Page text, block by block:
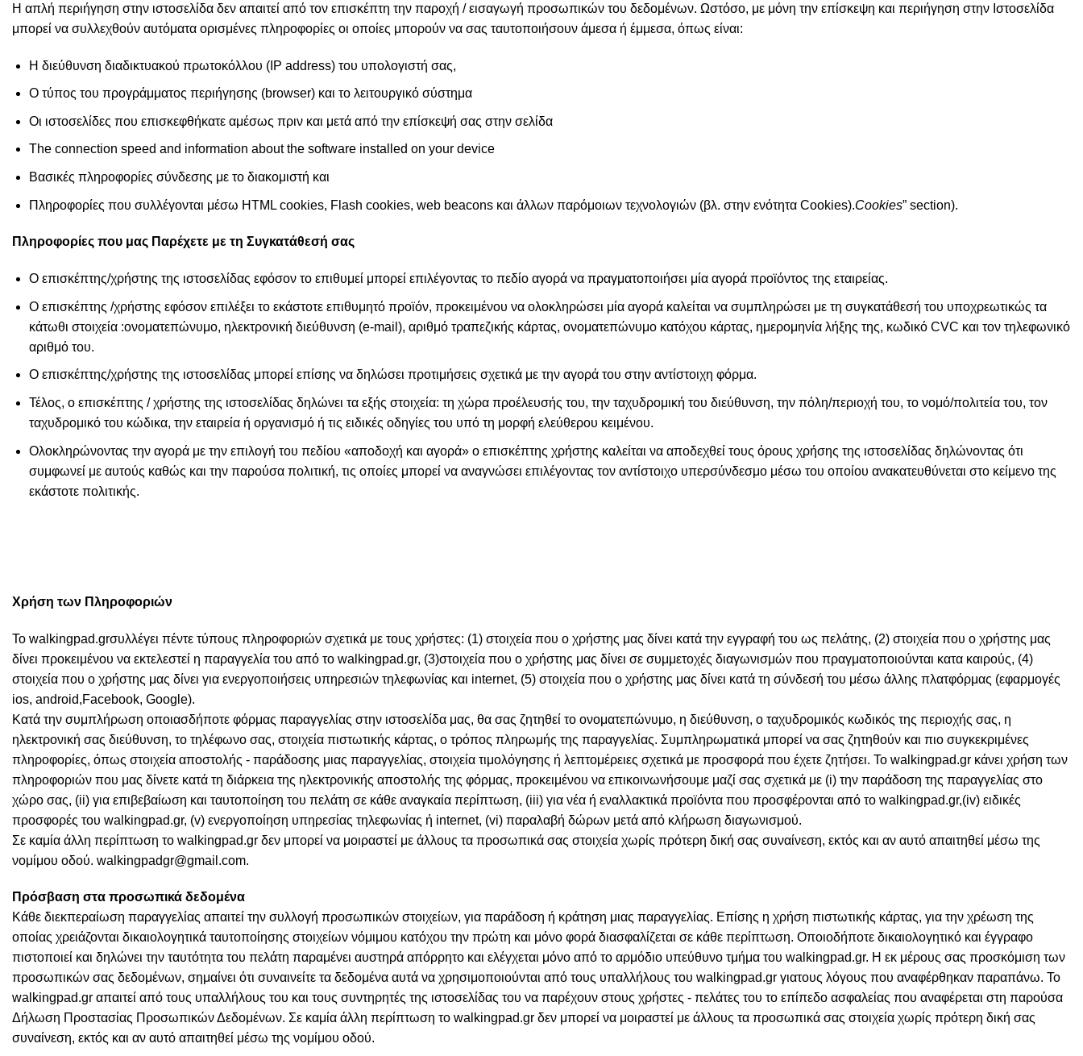
Η απλή περιήγηση στην ιστοσελίδα δεν απαιτεί από τον επισκέπτη την παροχή / εισαγωγή προσωπικών του δεδομένων. Ωστόσο, με μόνη την επίσκεψη και περιήγηση στην Ιστοσελίδα
μπορεί να συλλεχθούν αυτόματα ορισμένες πληροφορίες οι οποίες μπορούν να σας ταυτοποιήσουν άμεσα ή έμμεσα, όπως είναι:
Η διεύθυνση διαδικτυακού πρωτοκόλλου (ΙΡ address) του υπολογιστή σας,
Ο τύπος του προγράμματος περιήγησης (browser) και το λειτουργικό σύστημα
Οι ιστοσελίδες που επισκεφθήκατε αμέσως πριν και μετά από την επίσκεψή σας στην σελίδα
The connection speed and information about the software installed on your device
Βασικές πληροφορίες σύνδεσης με το διακομιστή και
Πληροφορίες που συλλέγονται μέσω HTML cookies, Flash cookies, web beacons και άλλων παρόμοιων τεχνολογιών (βλ. στην ενότητα Cookies).Cookies” section).
Πληροφορίες που μας Παρέχετε με τη Συγκατάθεσή σας
Ο επισκέπτης/χρήστης της ιστοσελίδας εφόσον το επιθυμεί μπορεί επιλέγοντας το πεδίο αγορά να πραγματοποιήσει μία αγορά προϊόντος της εταιρείας.
Ο επισκέπτης /χρήστης εφόσον επιλέξει το εκάστοτε επιθυμητό προϊόν, προκειμένου να ολοκληρώσει μία αγορά καλείται να συμπληρώσει με τη συγκατάθεσή του υποχρεωτικώς τα
κάτωθι στοιχεία :ονοματεπώνυμο, ηλεκτρονική διεύθυνση (e-mail), αριθμό τραπεζικής κάρτας, ονοματεπώνυμο κατόχου κάρτας, ημερομηνία λήξης της, κωδικό CVC και τον τηλεφωνικό
αριθμό του.
Ο επισκέπτης/χρήστης της ιστοσελίδας μπορεί επίσης να δηλώσει προτιμήσεις σχετικά με την αγορά του στην αντίστοιχη φόρμα.
Τέλος, ο επισκέπτης / χρήστης της ιστοσελίδας δηλώνει τα εξής στοιχεία: τη χώρα προέλευσής του, την ταχυδρομική του διεύθυνση, την πόλη/περιοχή του, το νομό/πολιτεία του, τον
ταχυδρομικό του κώδικα, την εταιρεία ή οργανισμό ή τις ειδικές οδηγίες του υπό τη μορφή ελεύθερου κειμένου.
Ολοκληρώνοντας την αγορά με την επιλογή του πεδίου «αποδοχή και αγορά» ο επισκέπτης χρήστης καλείται να αποδεχθεί τους όρους χρήσης της ιστοσελίδας δηλώνοντας ότι
συμφωνεί με αυτούς καθώς και την παρούσα πολιτική, τις οποίες μπορεί να αναγνώσει επιλέγοντας τον αντίστοιχο υπερσύνδεσμο μέσω του οποίου ανακατευθύνεται στο κείμενο της
εκάστοτε πολιτικής.
Χρήση των Πληροφοριών
Το walkingpad.grσυλλέγει πέντε τύπους πληροφοριών σχετικά με τους χρήστες: (1) στοιχεία που ο χρήστης μας δίνει κατά την εγγραφή του ως πελάτης, (2) στοιχεία που ο χρήστης μας
δίνει προκειμένου να εκτελεστεί η παραγγελία του από το walkingpad.gr, (3)στοιχεία που ο χρήστης μας δίνει σε συμμετοχές διαγωνισμών που πραγματοποιούνται κατα καιρούς, (4)
στοιχεία που ο χρήστης μας δίνει για ενεργοποιήσεις υπηρεσιών τηλεφωνίας και internet, (5) στοιχεία που ο χρήστης μας δίνει κατά τη σύνδεσή του μέσω άλλης πλατφόρμας (εφαρμογές
ios, android,Facebook, Google).
Κατά την συμπλήρωση οποιασδήποτε φόρμας παραγγελίας στην ιστοσελίδα μας, θα σας ζητηθεί το ονοματεπώνυμο, η διεύθυνση, ο ταχυδρομικός κωδικός της περιοχής σας, η
ηλεκτρονική σας διεύθυνση, το τηλέφωνο σας, στοιχεία πιστωτικής κάρτας, ο τρόπος πληρωμής της παραγγελίας. Συμπληρωματικά μπορεί να σας ζητηθούν και πιο συγκεκριμένες
πληροφορίες, όπως στοιχεία αποστολής - παράδοσης μιας παραγγελίας, στοιχεία τιμολόγησης ή λεπτομέρειες σχετικά με προσφορά που έχετε ζητήσει. Το walkingpad.gr κάνει χρήση των
πληροφοριών που μας δίνετε κατά τη διάρκεια της ηλεκτρονικής αποστολής της φόρμας, προκειμένου να επικοινωνήσουμε μαζί σας σχετικά με (i) την παράδοση της παραγγελίας στο
χώρο σας, (ii) για επιβεβαίωση και ταυτοποίηση του πελάτη σε κάθε αναγκαία περίπτωση, (iii) για νέα ή εναλλακτικά προϊόντα που προσφέρονται από το walkingpad.gr,(iv) ειδικές
προσφορές του walkingpad.gr, (v) ενεργοποίηση υπηρεσίας τηλεφωνίας ή internet, (vi) παραλαβή δώρων μετά από κλήρωση διαγωνισμού.
Σε καμία άλλη περίπτωση το walkingpad.gr δεν μπορεί να μοιραστεί με άλλους τα προσωπικά σας στοιχεία χωρίς πρότερη δική σας συναίνεση, εκτός και αν αυτό απαιτηθεί μέσω της
νομίμου οδού. walkingpadgr@gmail.com.
Πρόσβαση στα προσωπικά δεδομένα
Κάθε διεκπεραίωση παραγγελίας απαιτεί την συλλογή προσωπικών στοιχείων, για παράδοση ή κράτηση μιας παραγγελίας. Επίσης η χρήση πιστωτικής κάρτας, για την χρέωση της
οποίας χρειάζονται δικαιολογητικά ταυτοποίησης στοιχείων νόμιμου κατόχου την πρώτη και μόνο φορά διασφαλίζεται σε κάθε περίπτωση. Οποιοδήποτε δικαιολογητικό και έγγραφο
πιστοποιεί και δηλώνει την ταυτότητα του πελάτη παραμένει αυστηρά απόρρητο και ελέγχεται μόνο από το αρμόδιο υπεύθυνο τμήμα του walkingpad.gr. Η εκ μέρους σας προσκόμιση των
προσωπικών σας δεδομένων, σημαίνει ότι συναινείτε τα δεδομένα αυτά να χρησιμοποιούνται από τους υπαλλήλους του walkingpad.gr γιατους λόγους που αναφέρθηκαν παραπάνω. Το
walkingpad.gr απαιτεί από τους υπαλλήλους του και τους συντηρητές της ιστοσελίδας του να παρέχουν στους χρήστες - πελάτες του το επίπεδο ασφαλείας που αναφέρεται στη παρούσα
Δήλωση Προστασίας Προσωπικών Δεδομένων. Σε καμία άλλη περίπτωση το walkingpad.gr δεν μπορεί να μοιραστεί με άλλους τα προσωπικά σας στοιχεία χωρίς πρότερη δική σας
συναίνεση, εκτός και αν αυτό απαιτηθεί μέσω της νομίμου οδού.